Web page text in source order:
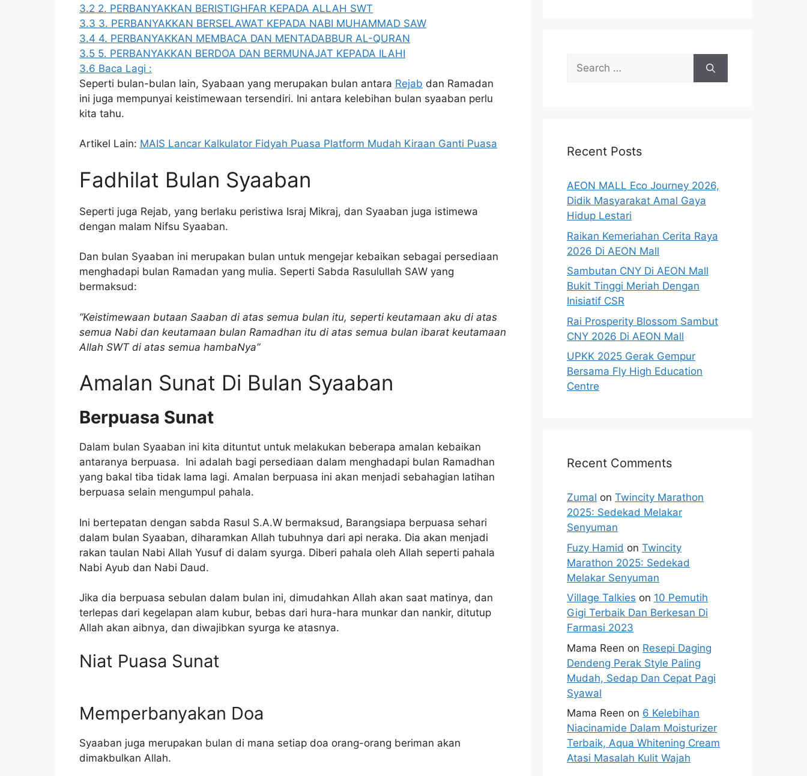
3.2 2. PERBANYAKKAN BERISTIGHFAR KEPADA ALLAH SWT
3.3 3. PERBANYAKKAN BERSELAWAT KEPADA NABI MUHAMMAD SAW
3.4 4. PERBANYAKKAN MEMBACA DAN MENTADABBUR AL-QURAN
3.5 5. PERBANYAKKAN BERDOA DAN BERMUNAJAT KEPADA ILAHI
3.6 Baca Lagi :
Seperti bulan-bulan lain, Syabaan yang merupakan bulan antara Rejab dan Ramadan
ini juga mempunyai keistimewaan tersendiri. Ini antara kelebihan bulan syaaban perlu
kita tahu.
Artikel Lain: MAIS Lancar Kalkulator Fidyah Puasa Platform Mudah Kiraan Ganti Puasa
Fadhilat Bulan Syaaban
Seperti juga Rejab, yang berlaku peristiwa Israj Mikraj, dan Syaaban juga istimewa
dengan malam Nifsu Syaaban.
Dan bulan Syaaban ini merupakan bulan untuk mengejar kebaikan sebagai persediaan
menghadapi bulan Ramadan yang mulia. Seperti Sabda Rasulullah SAW yang
bermaksud:
“Keistimewaan butaan Saaban di atas semua bulan itu, seperti keutamaan aku di atas
semua Nabi dan keutamaan bulan Ramadhan itu di atas semua bulan ibarat keutamaan
Allah SWT di atas semua hambaNya”
Amalan Sunat Di Bulan Syaaban
Berpuasa Sunat
Dalam bulan Syaaban ini kita dituntut untuk melakukan beberapa amalan kebaikan
antaranya berpuasa. Ini adalah bagi persediaan dalam menghadapi bulan Ramadhan
yang bakal tiba tidak lama lagi. Amalan berpuasa ini akan menjadi sebahagian latihan
berpuasa selain mengumpul pahala.
Ini bertepatan dengan sabda Rasul S.A.W bermaksud, Barangsiapa berpuasa sehari
dalam bulan Syaaban, diharamkan Allah tubuhnya dari api neraka. Dia akan menjadi
rakan taulan Nabi Allah Yusuf di dalam syurga. Diberi pahala oleh Allah seperti pahala
Nabi Ayub dan Nabi Daud.
Jika dia berpuasa sebulan dalam bulan ini, dimudahkan Allah akan saat matinya, dan
terlepas dari kegelapan alam kubur, bebas dari hura-hara munkar dan nankir, ditutup
Allah akan aibnya, dan diwajibkan syurga ke atasnya.
Niat Puasa Sunat
Memperbanyakan Doa
Syaaban juga merupakan bulan di mana setiap doa orang-orang beriman akan
dimakbulkan Allah.
Search
for:
Recent Posts
AEON MALL Eco Journey 2026,
Didik Masyarakat Amal Gaya
Hidup Lestari
Raikan Kemeriahan Cerita Raya
2026 Di AEON Mall
Sambutan CNY Di AEON Mall
Bukit Tinggi Meriah Dengan
Inisiatif CSR
Rai Prosperity Blossom Sambut
CNY 2026 Di AEON Mall
UPKK 2025 Gerak Gempur
Bersama Fly High Education
Centre
Recent Comments
Zumal on Twincity Marathon
2025: Sedekad Melakar
Senyuman
Fuzy Hamid on Twincity
Marathon 2025: Sedekad
Melakar Senyuman
Village Talkies on 10 Pemutih
Gigi Terbaik Dan Berkesan Di
Farmasi 2023
Mama Reen on Resepi Daging
Dendeng Perak Style Paling
Mudah, Sedap Dan Cepat Pagi
Syawal
Mama Reen on 6 Kelebihan
Niacinamide Dalam Moisturizer
Terbaik, Aqua Whitening Cream
Atasi Masalah Kulit Wajah